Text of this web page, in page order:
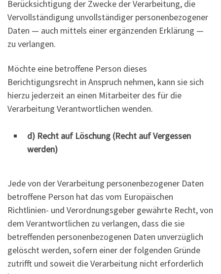
Berücksichtigung der Zwecke der Verarbeitung, die
Vervollständigung unvollständiger personenbezogener
Daten — auch mittels einer ergänzenden Erklärung —
zu verlangen.
Möchte eine betroffene Person dieses
Berichtigungsrecht in Anspruch nehmen, kann sie sich
hierzu jederzeit an einen Mitarbeiter des für die
Verarbeitung Verantwortlichen wenden.
d) Recht auf Löschung (Recht auf Vergessen
werden)
Jede von der Verarbeitung personenbezogener Daten
betroffene Person hat das vom Europäischen
Richtlinien- und Verordnungsgeber gewährte Recht, von
dem Verantwortlichen zu verlangen, dass die sie
betreffenden personenbezogenen Daten unverzüglich
gelöscht werden, sofern einer der folgenden Gründe
zutrifft und soweit die Verarbeitung nicht erforderlich